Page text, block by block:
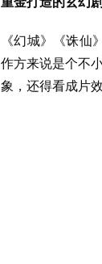
《幻城》《诛仙
作方来说是个不
象，还得看成片效